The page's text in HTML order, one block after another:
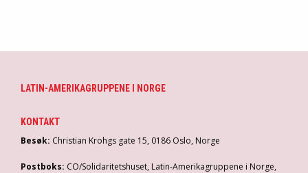
LATIN-AMERIKAGRUPPENE I NORGE
KONTAKT
Besøk: Christian Krohgs gate 15, 0186 Oslo, Norge
Postboks: CO/Solidaritetshuset, Latin-Amerikagruppene i Norge,